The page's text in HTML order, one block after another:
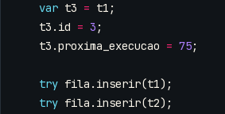
var t3 = t1 ;
t3 . id = 3 ;
t3 .proxima_execucao = 75;
try fila . inserir(t1);
try fila . inserir(t2);